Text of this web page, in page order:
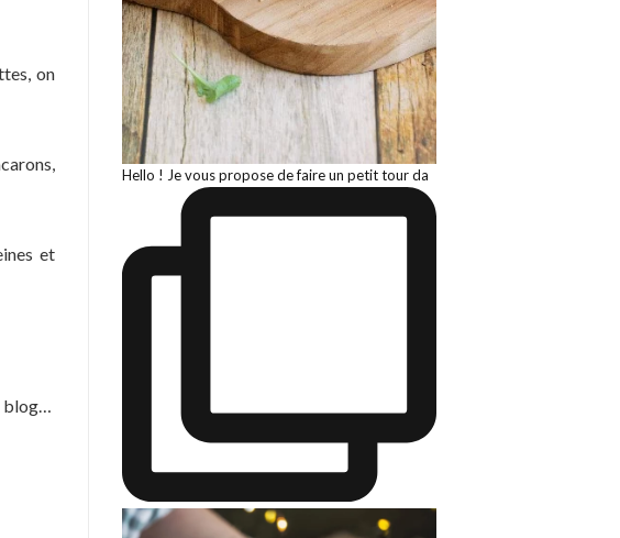
on
et
blog…
Hello ! Je vous propose de faire un petit tour da